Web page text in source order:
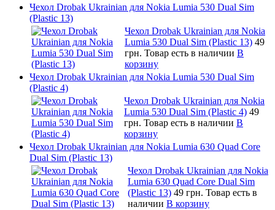
Чехол Drobak Ukrainian для Nokia Lumia 530 Dual Sim
(Plastic 13)
Чехол Drobak Ukrainian для Nokia
Lumia 530 Dual Sim (Plastic 13) 49
грн. Товар есть в наличии В
корзину
Чехол Drobak Ukrainian для Nokia Lumia 530 Dual Sim
(Plastic 4)
Чехол Drobak Ukrainian для Nokia
Lumia 530 Dual Sim (Plastic 4) 49
грн. Товар есть в наличии В
корзину
Чехол Drobak Ukrainian для Nokia Lumia 630 Quad Core
Dual Sim (Plastic 13)
Чехол Drobak Ukrainian для Nokia
Lumia 630 Quad Core Dual Sim
(Plastic 13) 49 грн. Товар есть в
наличии В корзину